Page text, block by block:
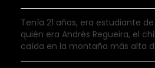
Tenía 21 años, era estudiante
quién era Andrés Regueira, el
caída en la montaña más alta